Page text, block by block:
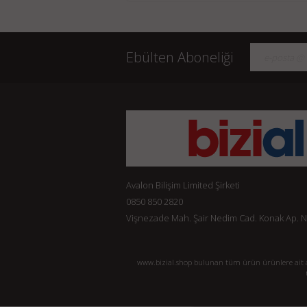
Ebülten Aboneliği
Avalon Bilişim Limited Şirketi
0850 850 2820
Vişnezade Mah. Şair Nedim Cad. Konak Ap.
www.bizial.shop bulunan tüm ürün ürünlere ait